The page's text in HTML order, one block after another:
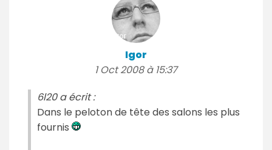
Igor
1 Oct 2008 à 15:37
6l20 a écrit :
Dans le peloton de tête des salons les plus
fournis